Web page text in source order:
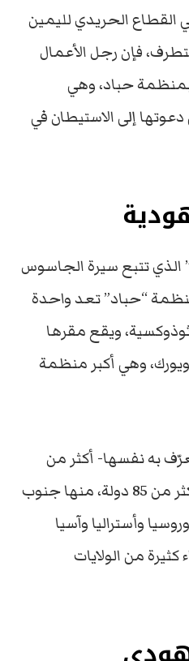
القطاع الحريدي لليمين
فإن رجل الأعمال
بمنظمة حباد، وهي
إلى الاستيطان في
الذي تتبع سيرة الجاسوس
“حباد” تعد واحدة
ويقع مقرها
وهي أكبر منظمة
به نفسها- أكثر من
3500 مؤسسة حباد في أكثر من 85 دولة، منها جنوب
وأستراليا وآسيا
من الولايات